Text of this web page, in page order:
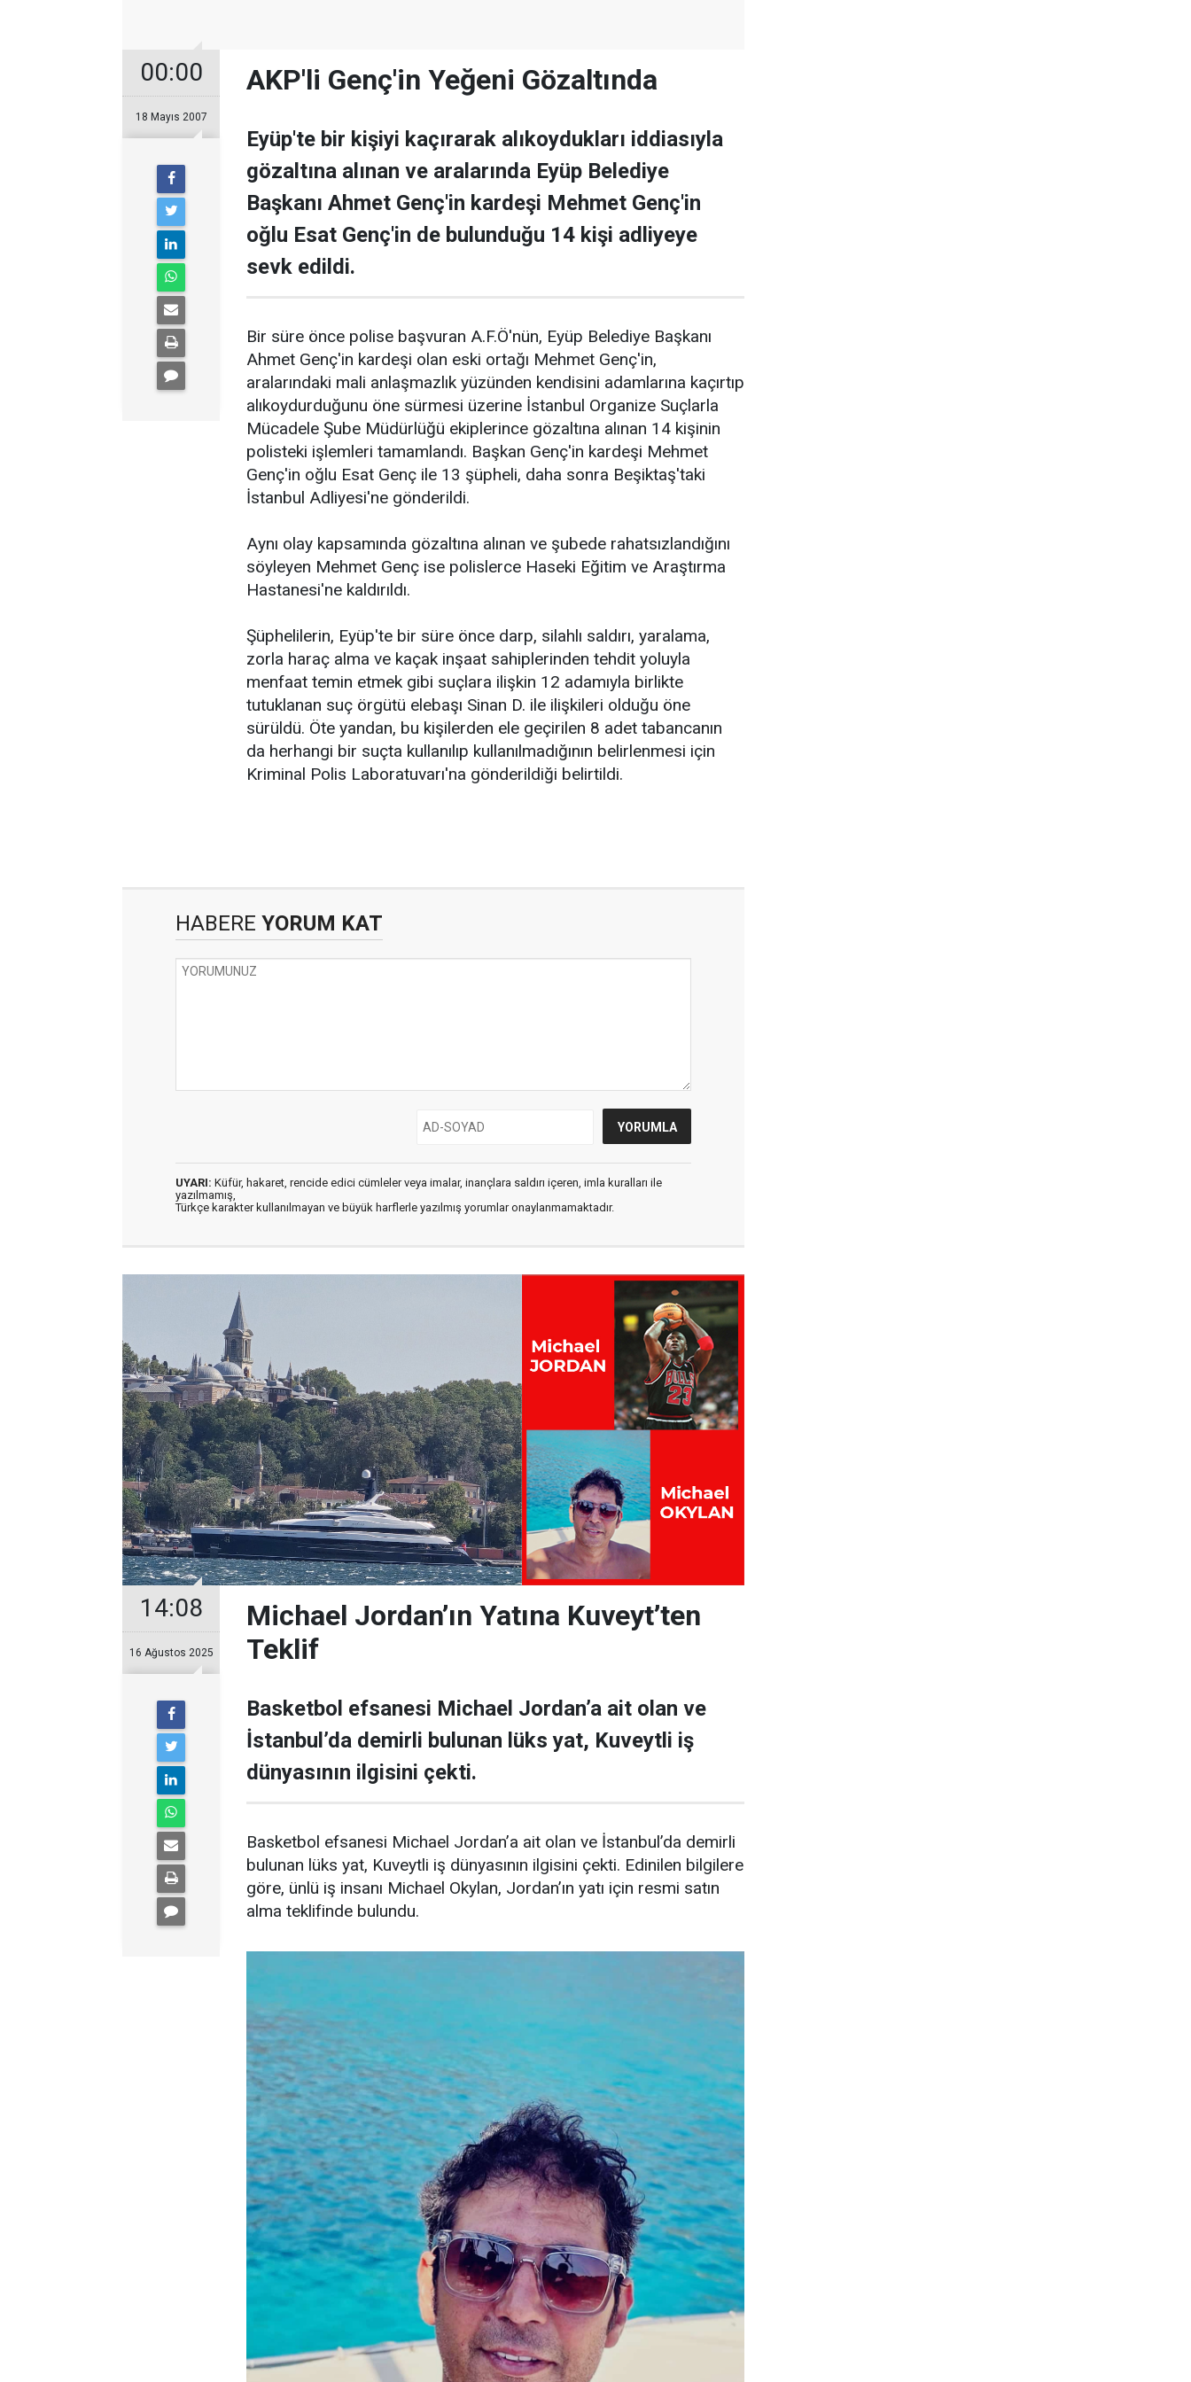
00:00
18 Mayıs 2007
AKP'li Genç'in Yeğeni Gözaltında
Eyüp'te bir kişiyi kaçırarak alıkoydukları iddiasıyla
gözaltına alınan ve aralarında Eyüp Belediye
Başkanı Ahmet Genç'in kardeşi Mehmet Genç'in
oğlu Esat Genç'in de bulunduğu 14 kişi adliyeye
sevk edildi.
Bir süre önce polise başvuran A.F.Ö'nün, Eyüp Belediye Başkanı
Ahmet Genç'in kardeşi olan eski ortağı Mehmet Genç'in,
aralarındaki mali anlaşmazlık yüzünden kendisini adamlarına kaçırtıp
alıkoydurduğunu öne sürmesi üzerine İstanbul Organize Suçlarla
Mücadele Şube Müdürlüğü ekiplerince gözaltına alınan 14 kişinin
polisteki işlemleri tamamlandı. Başkan Genç'in kardeşi Mehmet
Genç'in oğlu Esat Genç ile 13 şüpheli, daha sonra Beşiktaş'taki
İstanbul Adliyesi'ne gönderildi.
Aynı olay kapsamında gözaltına alınan ve şubede rahatsızlandığını
söyleyen Mehmet Genç ise polislerce Haseki Eğitim ve Araştırma
Hastanesi'ne kaldırıldı.
Şüphelilerin, Eyüp'te bir süre önce darp, silahlı saldırı, yaralama,
zorla haraç alma ve kaçak inşaat sahiplerinden tehdit yoluyla
menfaat temin etmek gibi suçlara ilişkin 12 adamıyla birlikte
tutuklanan suç örgütü elebaşı Sinan D. ile ilişkileri olduğu öne
sürüldü. Öte yandan, bu kişilerden ele geçirilen 8 adet tabancanın
da herhangi bir suçta kullanılıp kullanılmadığının belirlenmesi için
Kriminal Polis Laboratuvarı'na gönderildiği belirtildi.
HABERE YORUM KAT
UYARI: Küfür, hakaret, rencide edici cümleler veya imalar, inançlara saldırı içeren, imla kuralları ile
yazılmamış,
Türkçe karakter kullanılmayan ve büyük harflerle yazılmış yorumlar onaylanmamaktadır.
14:08
16 Ağustos 2025
Michael Jordan’ın Yatına Kuveyt’ten
Teklif
Basketbol efsanesi Michael Jordan’a ait olan ve
İstanbul’da demirli bulunan lüks yat, Kuveytli iş
dünyasının ilgisini çekti.
Basketbol efsanesi Michael Jordan’a ait olan ve İstanbul’da demirli
bulunan lüks yat, Kuveytli iş dünyasının ilgisini çekti. Edinilen bilgilere
göre, ünlü iş insanı Michael Okylan, Jordan’ın yatı için resmi satın
alma teklifinde bulundu.